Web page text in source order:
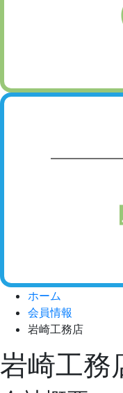
ホーム
会員情報
岩崎工務店
岩崎工務